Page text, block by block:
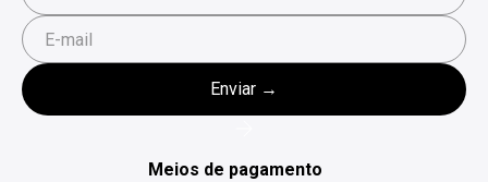
Meios de pagamento